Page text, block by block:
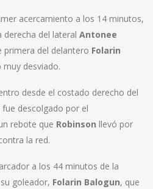
acercamiento a los 14 minutos,
derecha del lateral Antonee
primera del delantero Folarin
muy desviado.
desde el costado derecho del
fue descolgado por el
rebote que Robinson llevó por
la red.
a los 44 minutos de la
goleador, Folarin Balogun, que